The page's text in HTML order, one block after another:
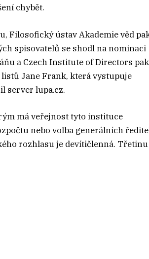
chybět.
Filosofický ústav Akademie věd
spisovatelů se shodl na nominaci
a Czech Institute of Directors pak
Jane Frank, která vystupuje
server lupa.cz.
má veřejnost tyto instituce
nebo volba generálních
rozhlasu je devítičlenná.